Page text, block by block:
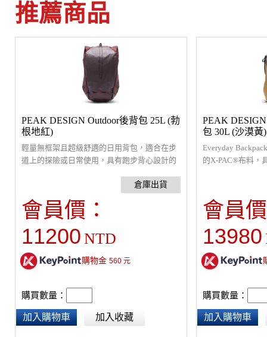
推薦商品
PEAK DESIGN Outdoor後背包 25L (勃
根地紅)
輕量無框架且超級舒適的日用背包，適合在步
道上的探險或日常使用，具有跑步背心設計的
精確調整提供最大舒適度，適合各種體型，提
供理想的貼合感。可選購的腰帶能減輕肩膀壓
力並穩定負重。胸前有快速取用的儲物空間，
機。獨家Ultra Cinch™捲頂設計，可即時單手
將物品綁在包包的頂部。3個外部彈性收納袋
提供可擴充、快速存取的儲存空間，可放長條
讓收納和取用更快速。可為衣服、食物、露營
裝備、運動器材和相機裝備提供保護和整理，
可加購機能收納袋及快取相機內袋，打造地表
會員價：
11200 NTD
購物金 560元
購買數量：
加入購物車 加入收藏
PEAK
包 30L (沙漠黃)
Everyday
的X-PAC®布料，
400D尼龍，增強
作開發了專有的
層高度 ，依然完
會員
13980
購買數量：
加入購物車